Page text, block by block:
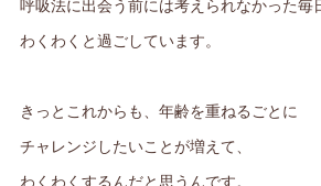
呼吸法に出会う前には考えられなかった毎
わくわくと過ごしています。
きっとこれからも、年齢を重ねるごとに
チャレンジしたいことが増えて、
わくわくするんだと思うんです。